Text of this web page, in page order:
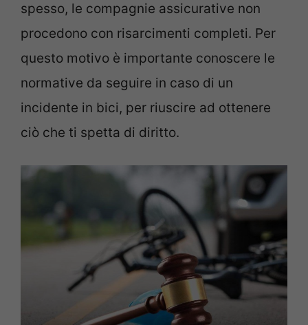
spesso, le compagnie assicurative non
procedono con risarcimenti completi. Per
questo motivo è importante conoscere le
normative da seguire in caso di un
incidente in bici, per riuscire ad ottenere
ciò che ti spetta di diritto.